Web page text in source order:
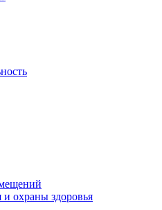
охраны здоровья